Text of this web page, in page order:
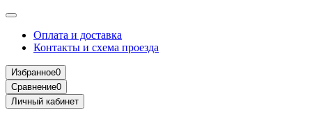
Оплата и доставка
Контакты и схема проезда
Избранное0
Сравнение0
Личный кабинет